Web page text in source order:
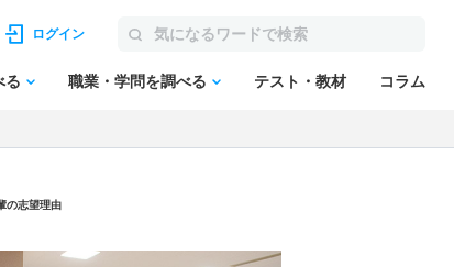
ログイン
る 職業・学問を調べる テスト・教材 コラム
の志望理由